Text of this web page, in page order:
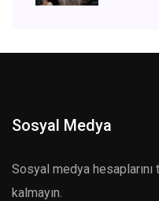
Sosyal Medya
Sosyal medya
kalmayın.